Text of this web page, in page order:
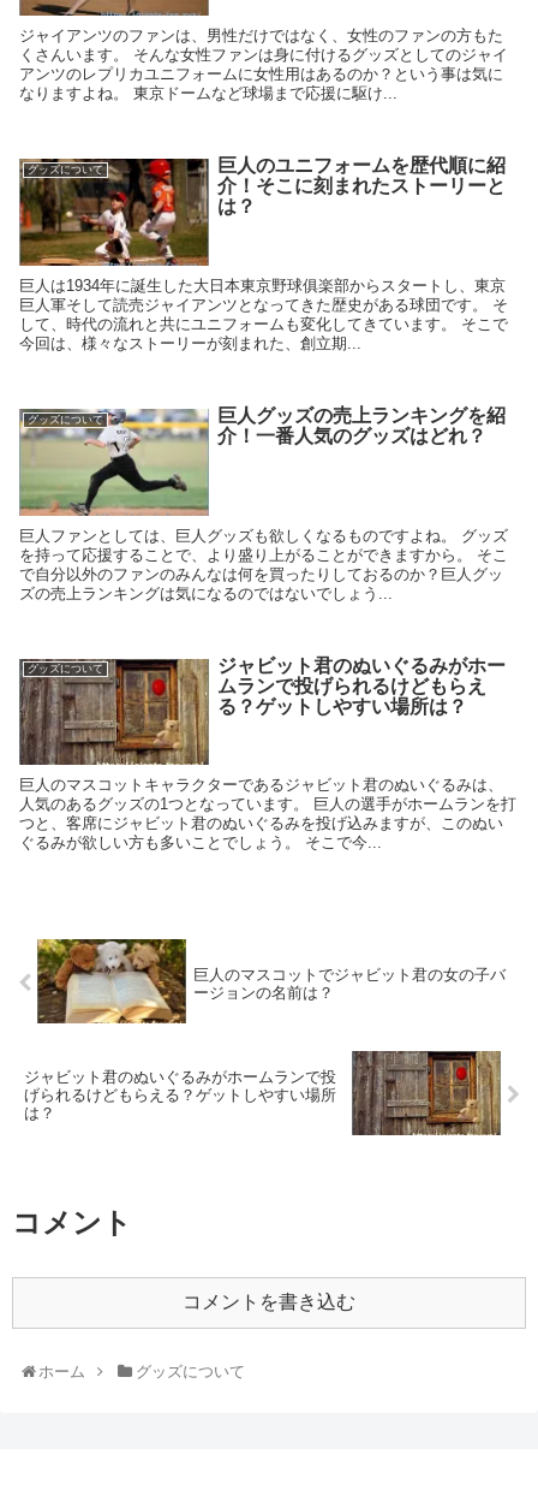
ジャイアンツのファンは、男性だけではなく、女性のファンの方もた
くさんいます。 そんな女性ファンは身に付けるグッズとしてのジャイ
アンツのレプリカユニフォームに女性用はあるのか？という事は気に
なりますよね。 東京ドームなど球場まで応援に駆け...
グッズについて
巨人のユニフォームを歴代順に紹
介！そこに刻まれたストーリーと
は？
巨人は1934年に誕生した大日本東京野球俱楽部からスタートし、東京
巨人軍そして読売ジャイアンツとなってきた歴史がある球団です。 そ
して、時代の流れと共にユニフォームも変化してきています。 そこで
今回は、様々なストーリーが刻まれた、創立期...
グッズについて
巨人グッズの売上ランキングを紹
介！一番人気のグッズはどれ？
巨人ファンとしては、巨人グッズも欲しくなるものですよね。 グッズ
を持って応援することで、より盛り上がることができますから。 そこ
で自分以外のファンのみんなは何を買ったりしておるのか？巨人グッ
ズの売上ランキングは気になるのではないでしょう...
グッズについて
ジャビット君のぬいぐるみがホー
ムランで投げられるけどもらえ
る？ゲットしやすい場所は？
巨人のマスコットキャラクターであるジャビット君のぬいぐるみは、
人気のあるグッズの1つとなっています。 巨人の選手がホームランを打
つと、客席にジャビット君のぬいぐるみを投げ込みますが、このぬい
ぐるみが欲しい方も多いことでしょう。 そこで今...
巨人のマスコットでジャビット君の女の子バ
ージョンの名前は？
ジャビット君のぬいぐるみがホームランで投
げられるけどもらえる？ゲットしやすい場所
は？
コメント
コメントを書き込む
ホーム グッズについて